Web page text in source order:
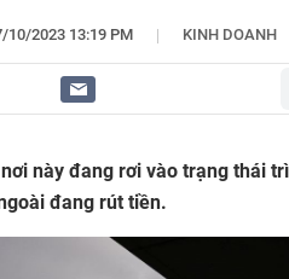
10/2023 13:19 PM | KINH DOANH
này đang rơi vào trạng thái
đang rút tiền.